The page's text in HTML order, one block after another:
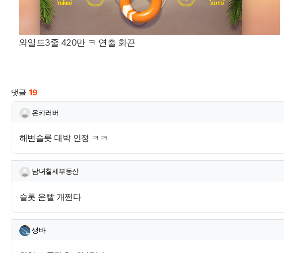
와일드3줄 420만 ㅋ 연출 화끈
댓글 19
온카러버님의 댓글
온카러버
해변슬롯 대박 인정 ㅋㅋ
남녀칠세부동산님의 댓글
남녀칠세부동산
슬롯 운빨 개쩐다
생바님의 댓글
생바